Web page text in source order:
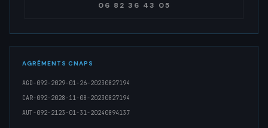
06 82 36 43 05
AGRÉMENTS CNAPS
AGD-092-2029-01-26-20230827194
CAR-092-2028-11-08-20230827194
AUT-092-2123-01-31-20240894137